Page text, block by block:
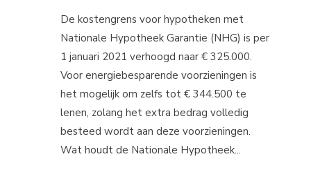
De kostengrens voor hypotheken met
Nationale Hypotheek Garantie (NHG) is per
1 januari 2021 verhoogd naar € 325.000.
Voor energiebesparende voorzieningen is
het mogelijk om zelfs tot € 344.500 te
lenen, zolang het extra bedrag volledig
besteed wordt aan deze voorzieningen.
Wat houdt de Nationale Hypotheek...